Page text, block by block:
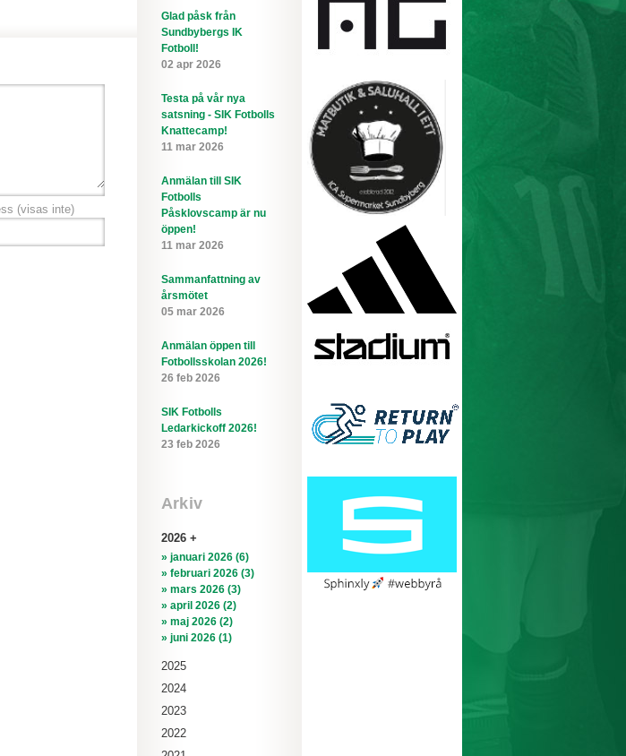
(visas inte)
Glad påsk från
Sundbybergs IK
Fotboll!
02 apr 2026
Testa på vår nya
satsning - SIK Fotbolls
Knattecamp!
11 mar 2026
Anmälan till SIK
Fotbolls
Påsklovscamp är nu
öppen!
11 mar 2026
Sammanfattning av
årsmötet
05 mar 2026
Anmälan öppen till
Fotbollsskolan 2026!
26 feb 2026
SIK Fotbolls
Ledarkickoff 2026!
23 feb 2026
Arkiv
2026
» januari 2026 (6)
» februari 2026 (3)
» mars 2026 (3)
» april 2026 (2)
» maj 2026 (2)
» juni 2026 (1)
2025
2024
2023
2022